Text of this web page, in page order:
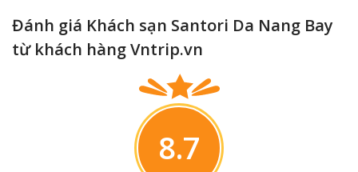
Đánh giá Khách sạn Santori Da Nang Bay
từ khách hàng Vntrip.vn
8.7